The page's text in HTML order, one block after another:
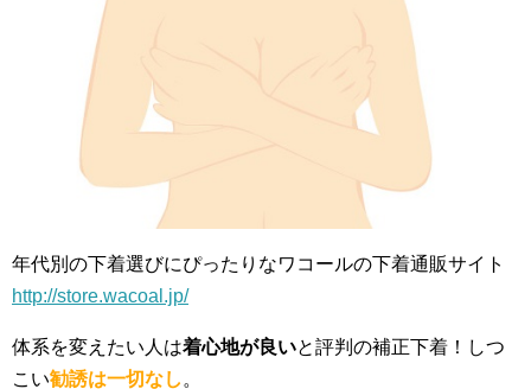
年代別の下着選びにぴったりなワコールの下着通販サイト
http://store.wacoal.jp/
体系を変えたい人は着心地が良いと評判の補正下着！しつ
こい勧誘は一切なし 。